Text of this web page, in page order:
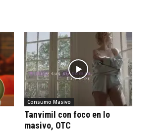
Consumo Masivo
Tanvimil con foco en lo
masivo, OTC